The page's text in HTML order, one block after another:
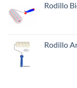
Rodillo
Rodillo